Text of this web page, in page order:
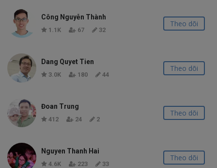
Công Nguyễn Thành
1.1K 67 32
Theo dõi
Dang Quyet Tien
3.0K 180 44
Theo dõi
Đoan Trung
412 24 2
Theo dõi
Nguyen Thanh Hai
4.6K 223 33
Theo dõi